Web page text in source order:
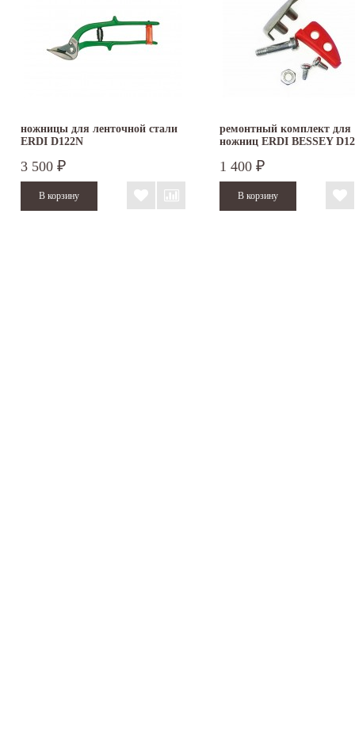
ножницы для ленточной стали
ERDI D122N
3 500 ₽
ремонтный комплект для
ножниц ERDI BESSEY
1 400 ₽